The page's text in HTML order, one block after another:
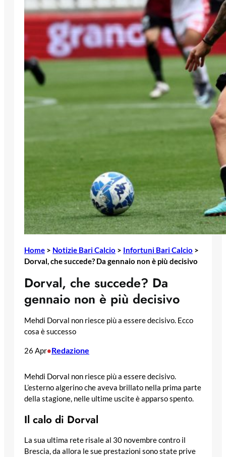
Home > Notizie Bari Calcio > Infortuni Bari Calcio >
Dorval, che succede? Da gennaio non è più decisivo
Dorval, che succede? Da
gennaio non è più decisivo
Mehdi Dorval non riesce più a essere decisivo. Ecco
cosa è successo
26 Apr•Redazione
Mehdi Dorval non riesce più a essere decisivo.
L’esterno algerino che aveva brillato nella prima parte
della stagione, nelle ultime uscite è apparso spento.
Il calo di Dorval
La sua ultima rete risale al 30 novembre contro il
Brescia, da allora le sue prestazioni sono state prive